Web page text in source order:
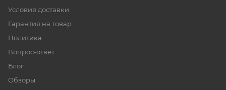
Условия доставки
Гарантия на товар
Политика
Вопрос-ответ
Блог
Обзоры